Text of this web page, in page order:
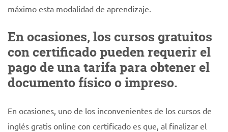
máximo esta modalidad de aprendizaje.
En ocasiones, los cursos gratuitos
con certificado pueden requerir el
pago de una tarifa para obtener el
documento físico o impreso.
En ocasiones, uno de los inconvenientes de los cursos de
inglés gratis online con certificado es que, al finalizar el